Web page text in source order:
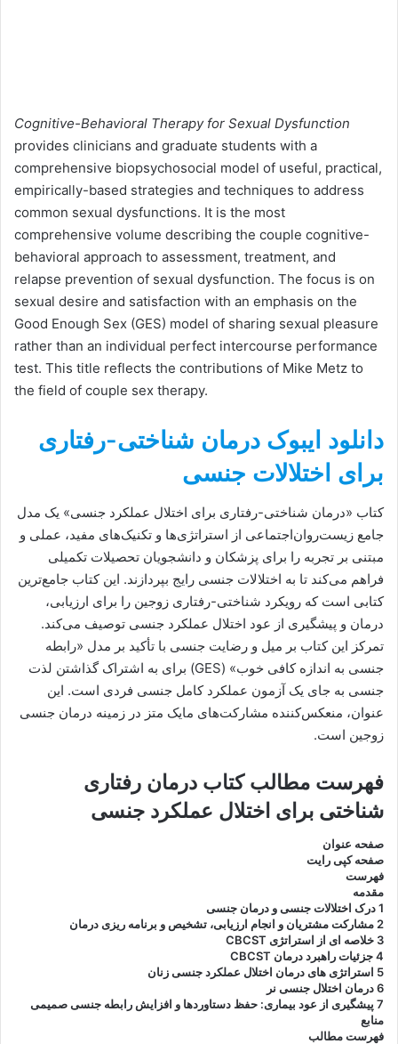
Cognitive-Behavioral Therapy for Sexual Dysfunction
provides clinicians and graduate students with a
comprehensive biopsychosocial model of useful, practical,
empirically-based strategies and techniques to address
common sexual dysfunctions. It is the most
comprehensive volume describing the couple cognitive-
behavioral approach to assessment, treatment, and
relapse prevention of sexual dysfunction. The focus is on
sexual desire and satisfaction with an emphasis on the
Good Enough Sex (GES) model of sharing sexual pleasure
rather than an individual perfect intercourse performance
test. This title reflects the contributions of Mike Metz to
the field of couple sex therapy.
دانلود ایبوک درمان شناختی-رفتاری
برای اختلالات جنسی
کتاب «درمان شناختی-رفتاری برای اختلال عملکرد جنسی» یک مدل
جامع زیست‌روان‌اجتماعی از استراتژی‌ها و تکنیک‌های مفید، عملی و
مبتنی بر تجربه را برای پزشکان و دانشجویان تحصیلات تکمیلی
فراهم می‌کند تا به اختلالات جنسی رایج بپردازند. این کتاب جامع‌ترین
کتابی است که رویکرد شناختی-رفتاری زوجین را برای ارزیابی،
درمان و پیشگیری از عود اختلال عملکرد جنسی توصیف می‌کند.
تمرکز این کتاب بر میل و رضایت جنسی با تأکید بر مدل «رابطه
جنسی به اندازه کافی خوب» (GES) برای به اشتراک گذاشتن لذت
جنسی به جای یک آزمون عملکرد کامل جنسی فردی است. این
عنوان، منعکس‌کننده مشارکت‌های مایک متز در زمینه درمان جنسی
زوجین است.
فهرست مطالب کتاب درمان رفتاری
شناختی برای اختلال عملکرد جنسی
صفحه عنوان
صفحه کپی رایت
فهرست
مقدمه
1 درک اختلالات جنسی و درمان جنسی
2 مشارکت مشتریان و انجام ارزیابی، تشخیص و برنامه ریزی درمان
3 خلاصه ای از استراتژی CBCST
4 جزئیات راهبرد درمان CBCST
5 استراتژی های درمان اختلال عملکرد جنسی زنان
6 درمان اختلال جنسی نر
7 پیشگیری از عود بیماری: حفظ دستاوردها و افزایش رابطه جنسی صمیمی
منابع
فهرست مطالب